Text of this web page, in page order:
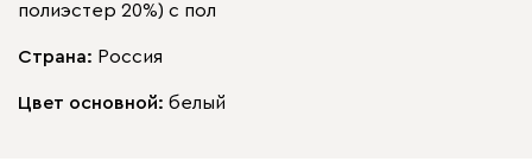
полиэстер 20%) с пол
Страна: Россия
Цвет основной: белый